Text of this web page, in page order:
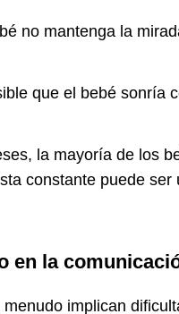
no mantenga la
que el bebé sonría
la mayoría de los
constante puede ser
en la
implican